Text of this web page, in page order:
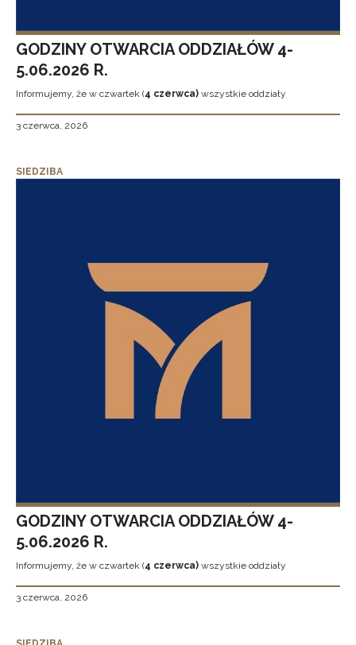
GODZINY OTWARCIA ODDZIAŁÓW 4-
5.06.2026 R.
Informujemy, że w czwartek (4 czerwca) wszystkie oddziały
3 czerwca, 2026
SIEDZIBA
GODZINY OTWARCIA ODDZIAŁÓW 4-
5.06.2026 R.
Informujemy, że w czwartek (4 czerwca) wszystkie oddziały
3 czerwca, 2026